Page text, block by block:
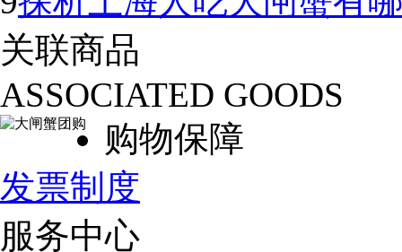
关联商品
ASSOCIATED GOODS
购物保障
发票制度
服务中心